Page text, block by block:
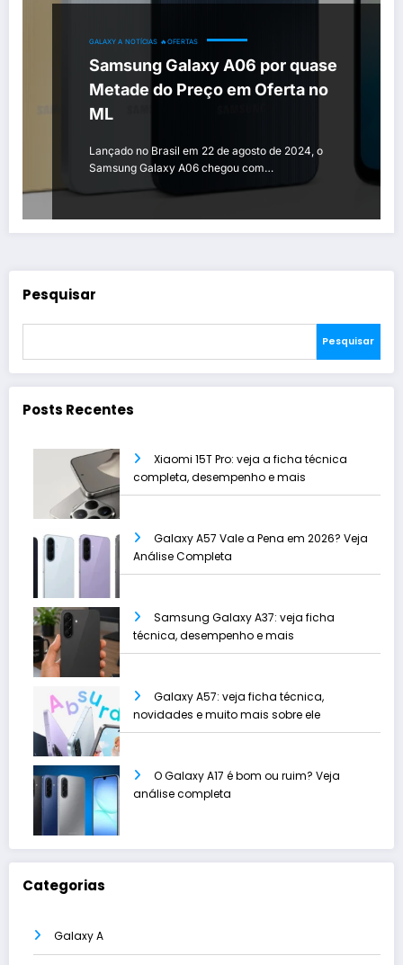
GALAXY A NOTÍCIAS 🔥OFERTAS
Samsung Galaxy A06 por quase
Metade do Preço em Oferta no
ML
Lançado no Brasil em 22 de agosto de 2024, o
Samsung Galaxy A06 chegou com…
Pesquisar
Pesquisar
Posts Recentes
Xiaomi 15T Pro: veja a ficha técnica
completa, desempenho e mais
Galaxy A57 Vale a Pena em 2026? Veja
Análise Completa
Samsung Galaxy A37: veja ficha
técnica, desempenho e mais
Galaxy A57: veja ficha técnica,
novidades e muito mais sobre ele
O Galaxy A17 é bom ou ruim? Veja
análise completa
Categorias
Galaxy A